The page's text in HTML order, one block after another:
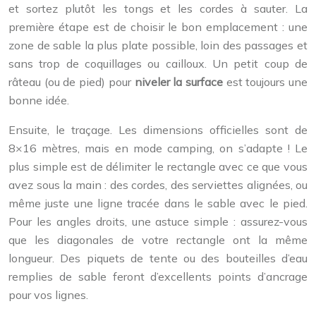
et sortez plutôt les tongs et les cordes à sauter. La
première étape est de choisir le bon emplacement : une
zone de sable la plus plate possible, loin des passages et
sans trop de coquillages ou cailloux. Un petit coup de
râteau (ou de pied) pour niveler la surfaceest toujours une
bonne idée.
Ensuite, le traçage. Les dimensions officielles sont de
8×16 mètres, mais en mode camping, on s’adapte ! Le
plus simple est de délimiter le rectangle avec ce que vous
avez sous la main : des cordes, des serviettes alignées, ou
même juste une ligne tracée dans le sable avec le pied.
Pour les angles droits, une astuce simple : assurez-vous
que les diagonales de votre rectangle ont la même
longueur. Des piquets de tente ou des bouteilles d’eau
remplies de sable feront d’excellents points d’ancrage
pour vos lignes.